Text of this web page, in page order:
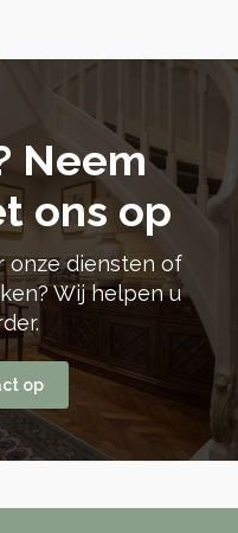
Neem
ons op
onze diensten of
Wij helpen u
op